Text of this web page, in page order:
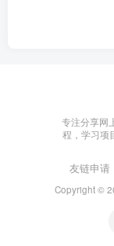
专注分享网
程，学习项
友链申请
Copyright ©